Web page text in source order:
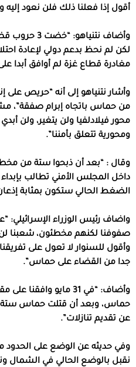
أقول إذا فعلنا ذلك فلن نعود إليه ولو بعد
وأضاف
لكن لم نحظ بدعم دولي لإعادة
مغادرة قطاع غزة لم أوافق أبدا على
وأشار نتنياهو إلى أنه “حريص على
من حماس باتجاه إبرام صفقة”،
محور فيلادلفيا ولن يتغير، ولن
ومحورية تتعلق بأمننا”.
وقال : “بعد أن ذبحوا ستة من
داخل المجلس الأمني تطالب
الضغط الحالي ستكون بمثابة
واضاف رئيس الوزراء الإسرائيلي:
صفوفنا لكنهم مخطئون، شعبنا
وأقول للسنوار لا تعول على
جدا من القضاء على حماس”.
وأضاف: “في 31 مايو
حماس، وبعد أن قتلت حماس ستة
عن تقديم تنازلات”.
وفي حديثه عن الوضع على الحدود
نقبل بالوضع الحالي في الشمال